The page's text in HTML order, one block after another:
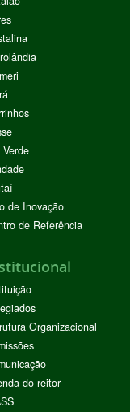
de Inovação
de Referência
Organizacional
do reitor